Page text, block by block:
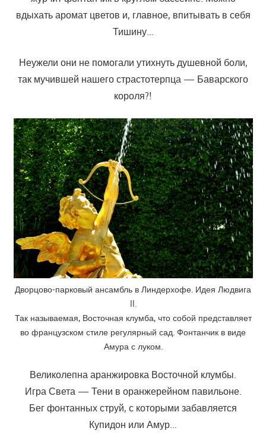
вдыхать аромат цветов и, главное, впитывать в себя
Тишину…
Неужели они не помогали утихнуть душевной боли,
так мучившей нашего страстотерпца — Баварского
короля?!
Дворцово-парковый ансамбль в Линдерхофе. Идея Людвига
II.
Так называемая, Восточная клумба, что собой представляет
во французском стиле регулярный сад. Фонтанчик в виде
Амура с луком.
Великолепна аранжировка Восточной клумбы.
Игра Света — Тени в оранжерейном павильоне.
Бег фонтанных струй, с которыми забавляется
Купидон или Амур…